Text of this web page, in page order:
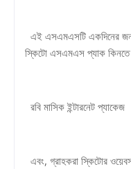
এই এসএমএসটি একদিনের
স্কিটো এসএমএস প্যাক কিনতে
রবি মাসিক ইন্টারনেট প্যাকেজ
এবং, গ্রাহকরা স্কিটোর